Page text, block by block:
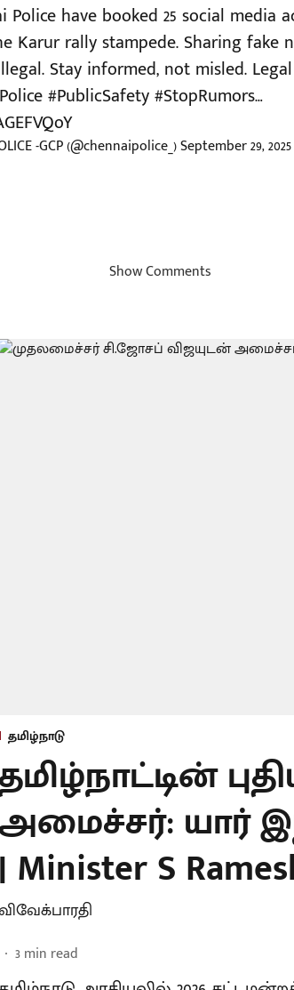
Police have booked 25 social media
Karur rally stampede. Sharing fake
Stay informed, not misled.
#PublicSafety#StopRumors…
-GCP (@chennaipolice_)September 29, 2025
Show Comments
தமிழ்நாடு
யார்
| Minister S
3min read